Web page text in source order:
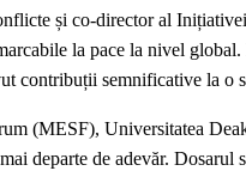
și co-director al
la pace la nivel
contribuții semnificative la o
(MESF), Universitatea
departe de adevăr. Dosarul